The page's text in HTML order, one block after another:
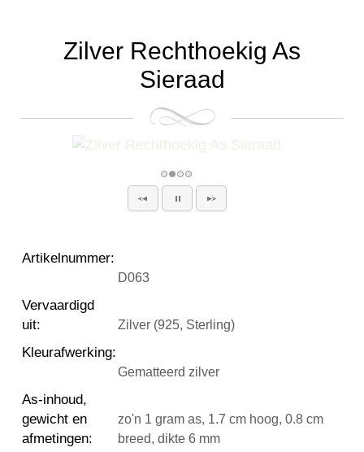
Zilver Rechthoekig As
Sieraad
Artikelnummer:
D063
Vervaardigd
uit: Zilver (925, Sterling)
Kleurafwerking:
Gematteerd zilver
As-inhoud,
gewicht en
afmetingen:
zo'n 1 gram as, 1.7 cm hoog, 0.8 cm
breed, dikte 6 mm